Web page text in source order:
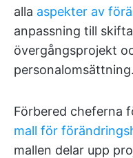
alla aspekter av
anpassning till
övergångsprojekt
personalomsättning.
Förbered cheferna
mall för
mallen delar upp